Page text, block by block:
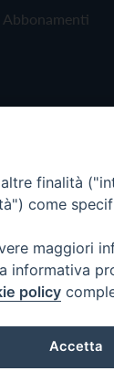
Abbonamenti
finalità
come
maggiori
informativa
policy
Accetta